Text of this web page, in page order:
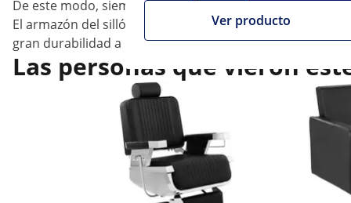
Ver producto
De este modo, siempre conseguirás una posición de
El armazón del sillón de peluquería ha sido fabricado
gran durabilidad a la silla. El gran soporte 45 x 45 cm
Las personas que vieron